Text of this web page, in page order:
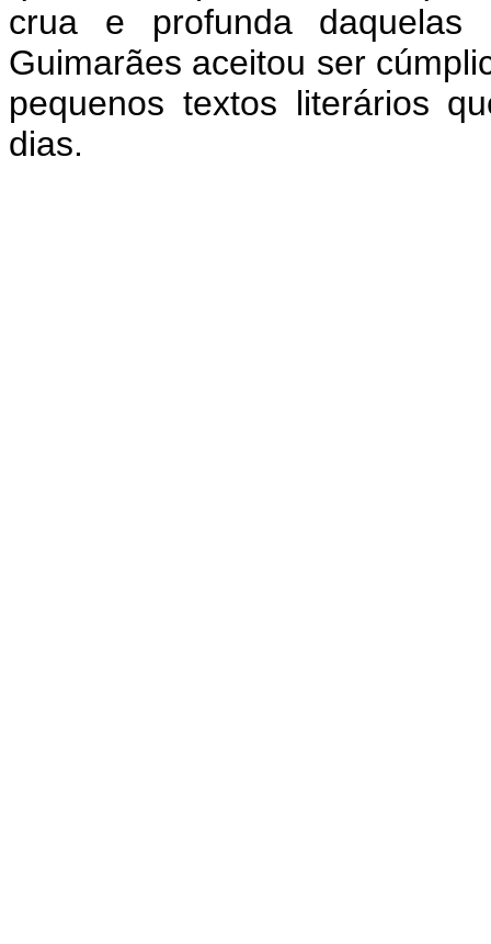
crua e profunda daquelas
Guimarães aceitou ser
pequenos textos literários
dias.